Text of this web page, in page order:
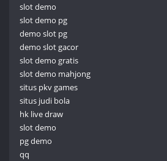
slot demo
slot demo pg
demo slot pg
demo slot gacor
slot demo gratis
slot demo mahjong
situs pkv games
situs judi bola
hk live draw
slot demo
pg demo
qq